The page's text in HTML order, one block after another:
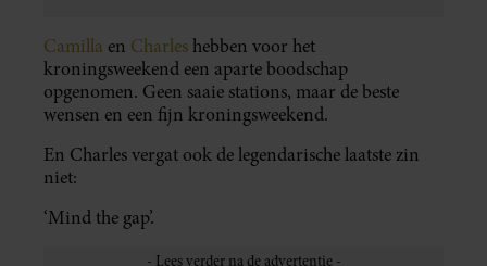
Camilla en Charles hebben voor het
kroningsweekend een aparte boodschap
opgenomen. Geen saaie stations, maar de beste
wensen en een fijn kroningsweekend.
En Charles vergat ook de legendarische laatste zin
niet:
‘Mind the gap’.